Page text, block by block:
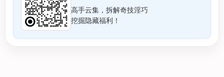
高手云集，拆解奇技淫巧
挖掘隐藏福利！